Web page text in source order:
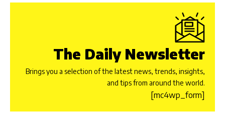
The Daily Newsletter
Brings you a selection of the latest news, trends, insights,
and tips from around the world.
[mc4wp_form]